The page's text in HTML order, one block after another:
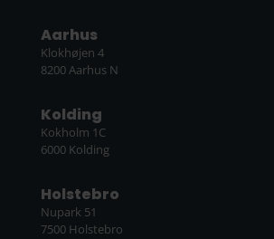
Aarhus
Klokhøjen 4
8200 Aarhus N
Kolding
Kokholm 1C
6000 Kolding
Holstebro
Nupark 51
7500 Holstebro